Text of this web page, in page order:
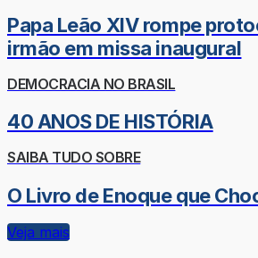
Papa Leão XIV rompe
irmão em missa inaugural
DEMOCRACIA NO BRASIL
40 ANOS DE HISTÓRIA
SAIBA TUDO SOBRE
O Livro de Enoque que
Veja mais